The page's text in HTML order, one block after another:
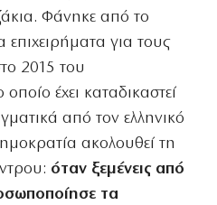
Φάνηκε από το
επιχειρήματα για τους
2015 του
έχει καταδικαστεί
από τον ελληνικό
ακολουθεί τη
όταν ξεμένεις από
τα